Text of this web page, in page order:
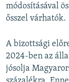
módosításával
ősszel várhatók.
A bizottsági
2024-ben az
jósolja